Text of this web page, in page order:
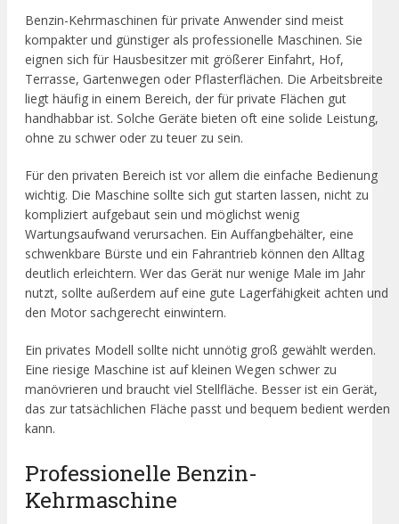
Benzin-Kehrmaschinen für private Anwender sind meist
kompakter und günstiger als professionelle Maschinen. Sie
eignen sich für Hausbesitzer mit größerer Einfahrt, Hof,
Terrasse, Gartenwegen oder Pflasterflächen. Die Arbeitsbreite
liegt häufig in einem Bereich, der für private Flächen gut
handhabbar ist. Solche Geräte bieten oft eine solide Leistung,
ohne zu schwer oder zu teuer zu sein.
Für den privaten Bereich ist vor allem die einfache Bedienung
wichtig. Die Maschine sollte sich gut starten lassen, nicht zu
kompliziert aufgebaut sein und möglichst wenig
Wartungsaufwand verursachen. Ein Auffangbehälter, eine
schwenkbare Bürste und ein Fahrantrieb können den Alltag
deutlich erleichtern. Wer das Gerät nur wenige Male im Jahr
nutzt, sollte außerdem auf eine gute Lagerfähigkeit achten und
den Motor sachgerecht einwintern.
Ein privates Modell sollte nicht unnötig groß gewählt werden.
Eine riesige Maschine ist auf kleinen Wegen schwer zu
manövrieren und braucht viel Stellfläche. Besser ist ein Gerät,
das zur tatsächlichen Fläche passt und bequem bedient werden
kann.
Professionelle Benzin-
Kehrmaschine